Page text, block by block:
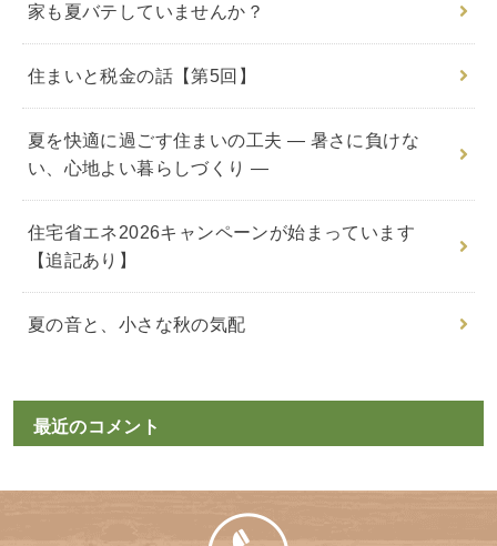
家も夏バテしていませんか？
住まいと税金の話【第5回】
夏を快適に過ごす住まいの工夫 ― 暑さに負けな
い、心地よい暮らしづくり ―
住宅省エネ2026キャンペーンが始まっています
【追記あり】
夏の音と、小さな秋の気配
最近のコメント